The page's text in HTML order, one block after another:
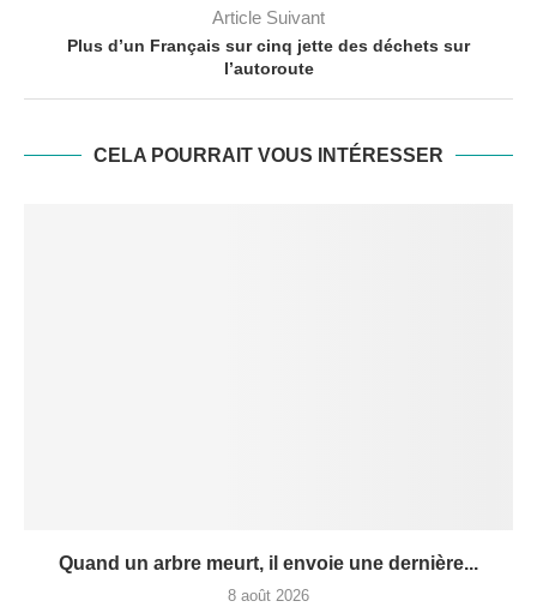
Article Suivant
Plus d’un Français sur cinq jette des déchets sur
l’autoroute
CELA POURRAIT VOUS INTÉRESSER
Quand un arbre meurt, il envoie une dernière...
8 août 2026